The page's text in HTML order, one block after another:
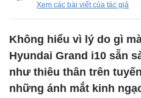
Xem các bài viết của tác giả
Không hiểu vì lý do gì
Hyundai Grand i10 sẵn
như thiêu thân trên
những ánh mắt kinh